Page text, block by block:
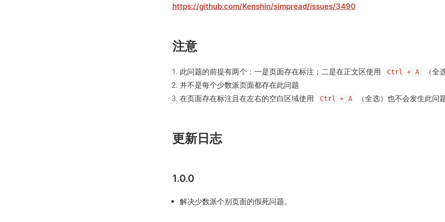
https://github.com/Kenshin/simpread/issues/3490
注意
此问题的前提有两个：一是页面存在标注；二是在正文区使用 Ctrl + A
（全
并不是每个少数派页面都存在此问题
在页面存在标注且在左右的空白区域使用
Ctrl + A （全选）也不会发生此问
更新日志
1.0.0
解决少数派个别页面的假死问题。